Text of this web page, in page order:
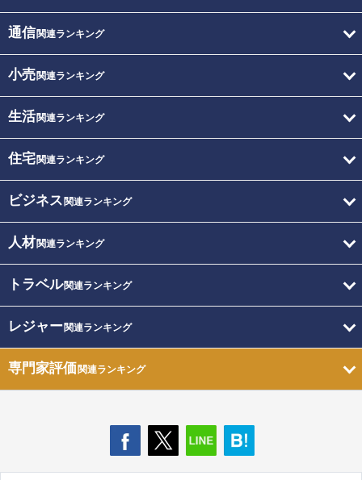
通信関連ランキング
小売関連ランキング
生活関連ランキング
住宅関連ランキング
ビジネス 関連ランキング
人材関連ランキング
トラベル関連ランキング
レジャー関連ランキング
専門家評価関連ランキング